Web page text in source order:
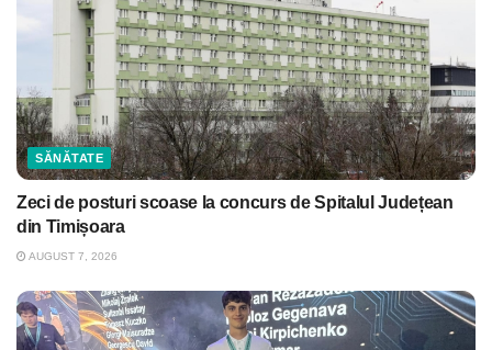
SĂNĂTATE
Zeci de posturi scoase la concurs de Spitalul Județean
din Timișoara
AUGUST 7, 2026